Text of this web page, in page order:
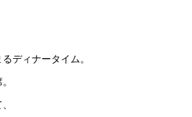
ディナータイム。